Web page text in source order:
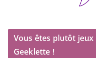
Vous êtes plutôt jeux
Geeklette !